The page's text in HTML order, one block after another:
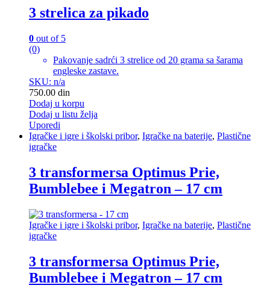
3 strelica za pikado
0 out of 5
(0)
Pakovanje sadrći 3 strelice od 20 grama sa šarama
engleske zastave.
SKU: n/a
750.00 din
Dodaj u korpu
Dodaj u listu želja
Uporedi
Igračke i igre i školski pribor, Igračke na baterije, Plastične
igračke
3 transformersa Optimus Prie,
Bumblebee i Megatron – 17 cm
Igračke i igre i školski pribor, Igračke na baterije, Plastične
igračke
3 transformersa Optimus Prie,
Bumblebee i Megatron – 17 cm